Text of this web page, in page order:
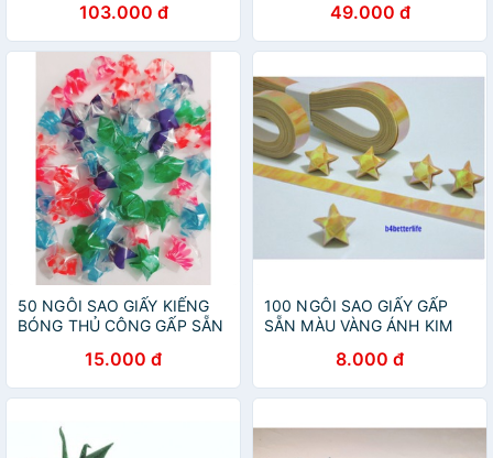
orgigami, hoa, giấy gấp hạc
- Nhiều màu - Nhiều kích
thước - 6406 / 6407 /
74801
103.000 đ 49.000 đ
50 NGÔI SAO GIẤY KIẾNG
BÓNG THỦ CÔNG GẤP SẴN
15.000 đ
100 NGÔI SAO GIẤY GẤP
SẴN MÀU VÀNG ÁNH KIM
8.000 đ